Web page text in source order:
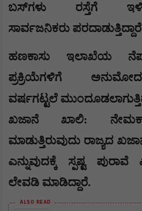
ಬಸ್‌ಗಳು ರಸ್ತೆಗೆ
ಸಾರ್ವಜನಿಕರು
​ಹಣಕಾಸು ಇಲಾಖೆಯ
ಪ್ರಕ್ರಿಯೆಗಳಿಗೆ
ವರ್ಷಗಟ್ಟಲೆ
​ಖಜಾನೆ ಖಾಲಿ:
ಮಾಡುತ್ತಿರುವುದು ರಾಜ್ಯದ
ಎನ್ನುವುದಕ್ಕೆ ಸ್ಪಷ್ಟ
ಲೇವಡಿ ಮಾಡಿದ್ದಾರೆ.
ALSO READ